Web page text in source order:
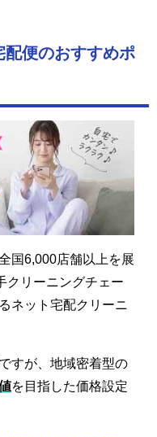
配便のおすすめポ
国6,000店舗以上を展
クリーニングチェー
ネット宅配クリーニ
すが、地域密着型の
を目指した価格設定